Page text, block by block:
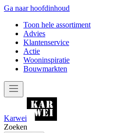
Ga naar hoofdinhoud
Toon hele assortiment
Advies
Klantenservice
Actie
Wooninspiratie
Bouwmarkten
Karwei
Zoeken